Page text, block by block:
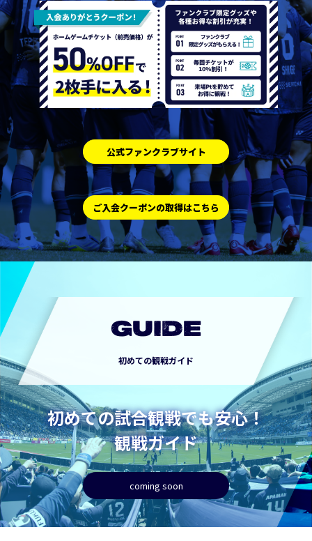
公式ファンクラブサイト
ご入会クーポンの取得はこちら
GUIDE
初めての観戦ガイド
初めての試合観戦でも安心！
観戦ガイド
coming soon